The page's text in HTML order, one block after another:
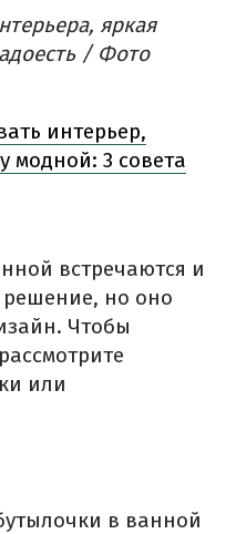
яркая
/ Фото
интерьер,
модной: 3 совета
встречаются и
решение, но оно
Чтобы
или
в ванной